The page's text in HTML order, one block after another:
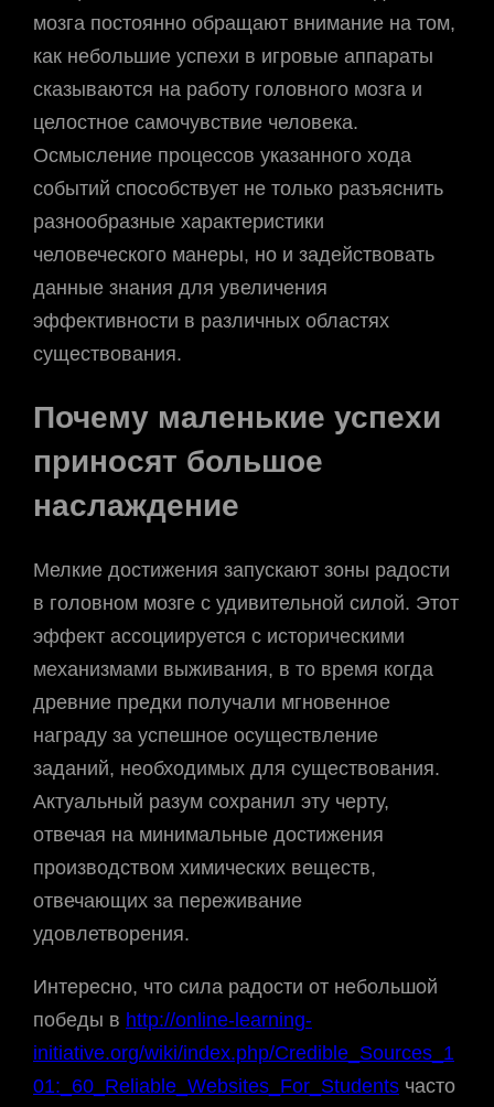
мозга постоянно обращают внимание на том,
как небольшие успехи в игровые аппараты
сказываются на работу головного мозга и
целостное самочувствие человека.
Осмысление процессов указанного хода
событий способствует не только разъяснить
разнообразные характеристики
человеческого манеры, но и задействовать
данные знания для увеличения
эффективности в различных областях
существования.
Почему маленькие успехи
приносят большое
наслаждение
Мелкие достижения запускают зоны радости
в головном мозге с удивительной силой. Этот
эффект ассоциируется с историческими
механизмами выживания, в то время когда
древние предки получали мгновенное
награду за успешное осуществление
заданий, необходимых для существования.
Актуальный разум сохранил эту черту,
отвечая на минимальные достижения
производством химических веществ,
отвечающих за переживание
удовлетворения.
Интересно, что сила радости от небольшой
победы в http://online-learning-
initiative.org/wiki/index.php/Credible_Sources_1
01:_60_Reliable_Websites_For_Students часто